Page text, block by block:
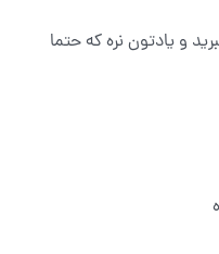
‌و یادتون نره که حتما